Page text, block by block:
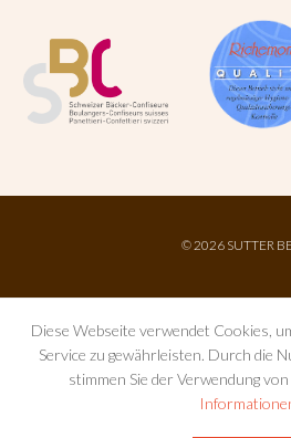
© 2026 SUTTER
Diese Webseite verwendet Cookies,
Service zu gewährleisten. Durch die
stimmen Sie der Verwendung